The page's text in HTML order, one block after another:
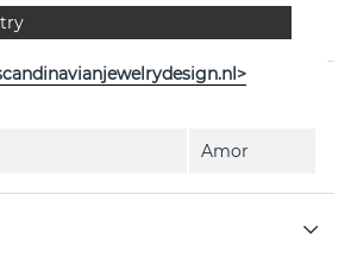
is een 18k goud ring van het
Amor